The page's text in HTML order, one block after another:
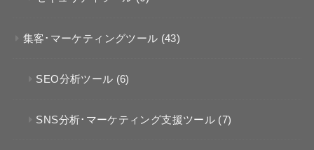
集客･マーケティングツール (43)
SEO分析ツール (6)
SNS分析･マーケティング支援ツール (7)